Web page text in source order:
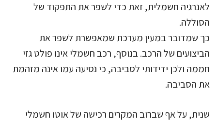
לאנרגיה חשמלית, זאת כדי לשפר את התפקוד של
הסוללה.
כך שמדובר במעין מערכת שמאפשרת לשפר את
הביצועים של הרכב. בנוסף, רכב חשמלי אינו פולט גזי
חממה ולכן ידידותי לסביבה, כי נסיעה עמו אינה מזהמת
את הסביבה.
שנית, על אף שברוב המקרים רכישה של אוטו חשמלי